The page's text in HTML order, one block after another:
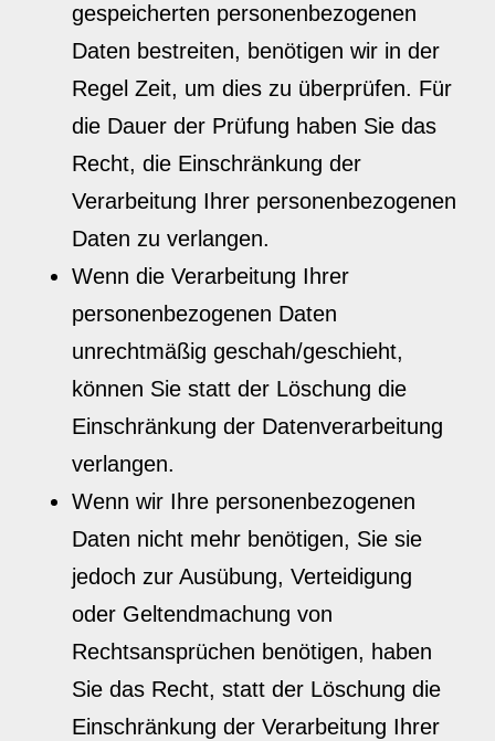
gespeicherten personenbezogenen
Daten bestreiten, benötigen wir in der
Regel Zeit, um dies zu überprüfen. Für
die Dauer der Prüfung haben Sie das
Recht, die Einschränkung der
Verarbeitung Ihrer personenbezogenen
Daten zu verlangen.
Wenn die Verarbeitung Ihrer
personenbezogenen Daten
unrechtmäßig geschah/geschieht,
können Sie statt der Löschung die
Einschränkung der Datenverarbeitung
verlangen.
Wenn wir Ihre personenbezogenen
Daten nicht mehr benötigen, Sie sie
jedoch zur Ausübung, Verteidigung
oder Geltendmachung von
Rechtsansprüchen benötigen, haben
Sie das Recht, statt der Löschung die
Einschränkung der Verarbeitung Ihrer